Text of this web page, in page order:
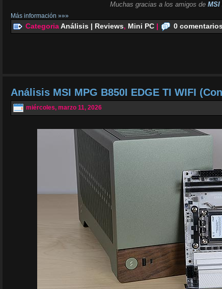
Muchas gracias a los amigos de MSI
Más información »»»
CategoriaAnálisis | Reviews, Mini PC | 0 comentarios
Análisis MSI MPG B850I EDGE TI WIFI
miércoles, marzo 11, 2026